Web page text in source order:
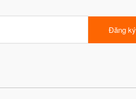
Đăng ký